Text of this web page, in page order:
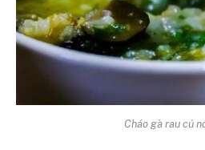
Cháo gà rau củ